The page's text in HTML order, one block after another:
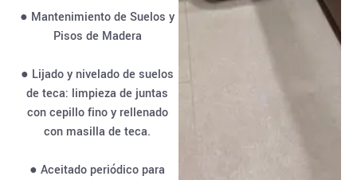
● Mantenimiento de Suelos y
Pisos de Madera
● Lijado y nivelado de suelos
de teca: limpieza de juntas
con cepillo fino y rellenado
con masilla de teca.
● Aceitado periódico para